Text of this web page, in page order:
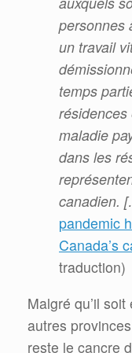
personnes
un travail
temps
résidences
maladie
dans les
canadien.
pandemic
Canada’s
traduction)
Malgré qu’il
autres
reste le cancre